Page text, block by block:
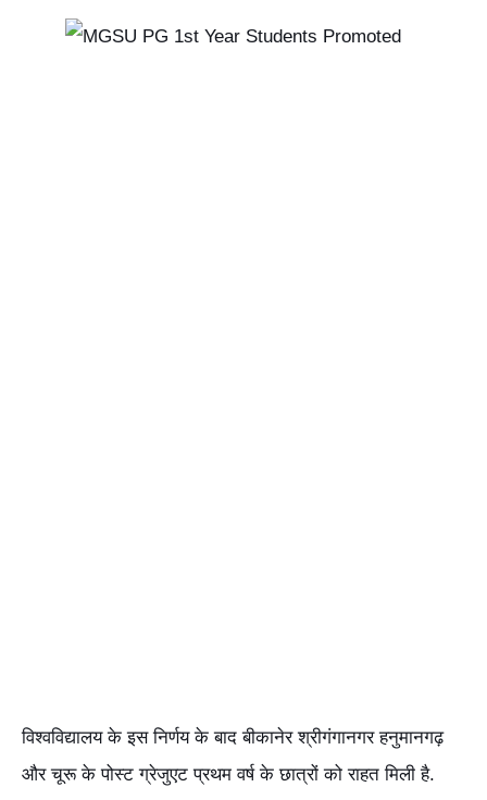
विश्वविद्यालय के इस निर्णय के बाद बीकानेर श्रीगंगानगर हनुमानगढ़
और चूरू के पोस्ट ग्रेजुएट प्रथम वर्ष के छात्रों को राहत मिली है.